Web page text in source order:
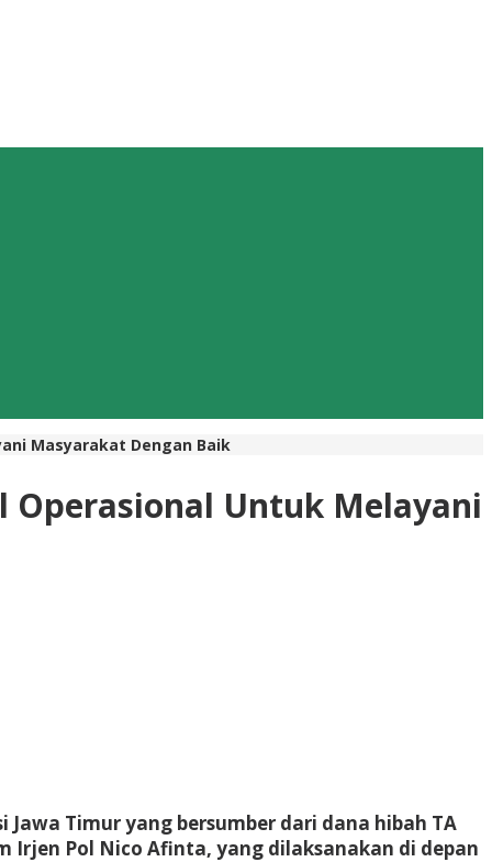
Masyarakat Dengan Baik
Operasional Untuk Melayani
Timur yang bersumber dari dana hibah TA
Irjen Pol Nico Afinta, yang dilaksanakan di depan